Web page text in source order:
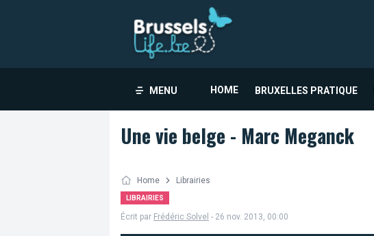
MENU HOME BRUXELLES PRATIQUE
Une vie belge - Marc Meganck
Home Librairies
LIBRAIRIES
Écrit par Frédéric Solvel - 26 nov. 2013, 00:00